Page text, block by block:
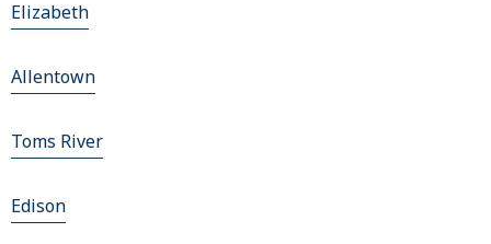
Elizabeth
Allentown
Toms River
Edison